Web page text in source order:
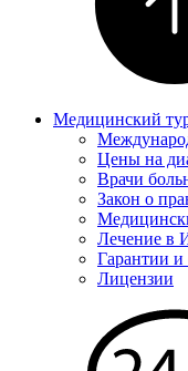
Медицинский
Цены на
Врачи
Закон о
Лечение в
Гарантии и
Лицензии